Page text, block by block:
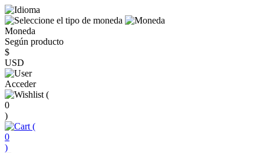
Moneda
Según producto
$
USD
Acceder
(
0
)
(
0
)